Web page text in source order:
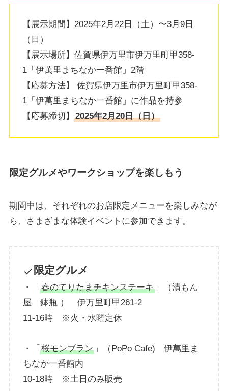
【展示期間】2025年2月22日（土）〜3月9日
（日）
【展示場所】佐賀県伊万里市伊万里町甲358-
1「伊萬里まちなか一番館」2階
【応募方法】 佐賀県伊万里市伊万里町甲358-
1「伊萬里まちなか一番館」に作品を持参
【応募締切】2025年2月20日（日）
限定グルメやワークショップを楽しもう
期間中は、それぞれのお店限定メニューを楽しみなが
ら、さまざまな体験イベントに参加できます。
限定グルメ
・「春のてりたまチキンステーキ 」（漬もん
屋 鉢瓶 ） 伊万里町甲261-2
11-16時 ※火・水曜定休
・「桜モンブラン 」（PoPo Cafe) 伊萬里ま
ちなか一番館内
10-18時 ※土日のみ販売